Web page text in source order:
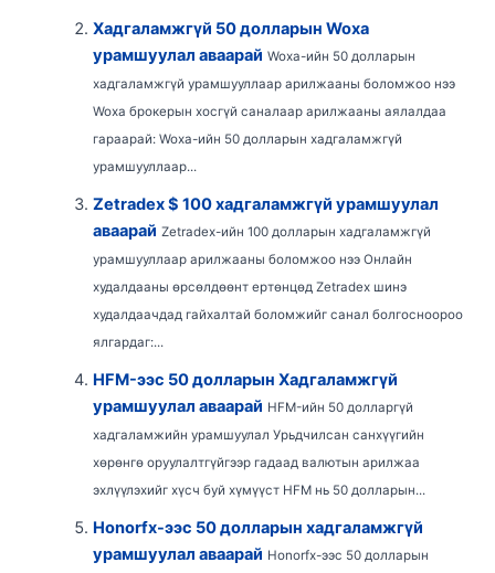
Хадгаламжгүй 50 долларын Woxa
урамшуулал аваарай Woxa-ийн 50 долларын
хадгаламжгүй урамшууллаар арилжааны боломжоо нээ
Woxa брокерын хосгүй саналаар арилжааны аялалдаа
гараарай: Woxa-ийн 50 долларын хадгаламжгүй
урамшууллаар...
Zetradex $ 100 хадгаламжгүй урамшуулал
аваарай Zetradex-ийн 100 долларын хадгаламжгүй
урамшууллаар арилжааны боломжоо нээ Онлайн
худалдааны өрсөлдөөнт ертөнцөд Zetradex шинэ
худалдаачдад гайхалтай боломжийг санал болгосноороо
ялгардаг:...
HFM-ээс 50 долларын Хадгаламжгүй
урамшуулал аваарай HFM-ийн 50 долларгүй
хадгаламжийн урамшуулал Урьдчилсан санхүүгийн
хөрөнгө оруулалтгүйгээр гадаад валютын арилжаа
эхлүүлэхийг хүсч буй хүмүүст HFM нь 50 долларын...
Honorfx-ээс 50 долларын хадгаламжгүй
урамшуулал аваарай Honorfx-ээс 50 долларын